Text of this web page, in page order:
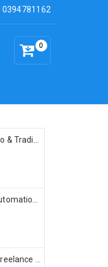
0394781162
0